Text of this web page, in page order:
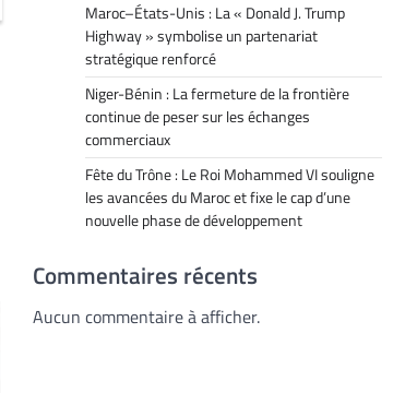
Maroc–États-Unis : La « Donald J. Trump
Highway » symbolise un partenariat
stratégique renforcé
Niger-Bénin : La fermeture de la frontière
continue de peser sur les échanges
commerciaux
Fête du Trône : Le Roi Mohammed VI souligne
les avancées du Maroc et fixe le cap d’une
nouvelle phase de développement
Commentaires récents
Aucun commentaire à afficher.